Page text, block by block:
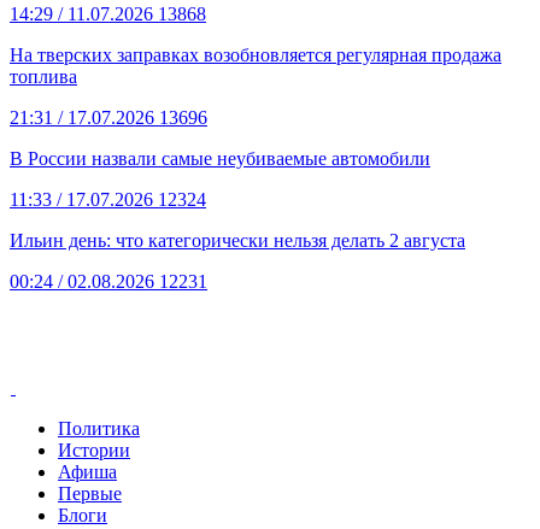
14:29 / 11.07.2026 13868
На тверских заправках возобновляется регулярная продажа
топлива
21:31 / 17.07.2026 13696
В России назвали самые неубиваемые автомобили
11:33 / 17.07.2026 12324
Ильин день: что категорически нельзя делать 2 августа
00:24 / 02.08.2026 12231
Политика
Истории
Афиша
Первые
Блоги